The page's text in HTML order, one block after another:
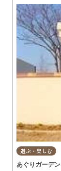
遊ぶ・楽しむ
あぐりガーデン